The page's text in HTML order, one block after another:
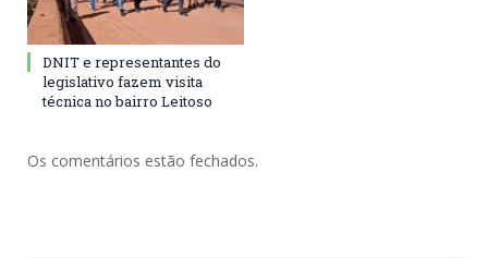
DNIT e representantes do
legislativo fazem visita
técnica no bairro Leitoso
Os comentários estão fechados.